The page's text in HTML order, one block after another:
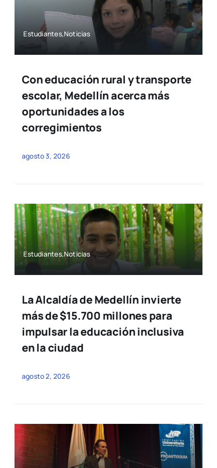
Estudiantes,Noticias
Con educación rural y transporte
escolar, Medellín acerca más
oportunidades a los
corregimientos
agosto 3, 2026
Estudiantes,Noticias
La Alcaldía de Medellín invierte
más de $15.700 millones para
impulsar la educación inclusiva
en la ciudad
agosto 2, 2026